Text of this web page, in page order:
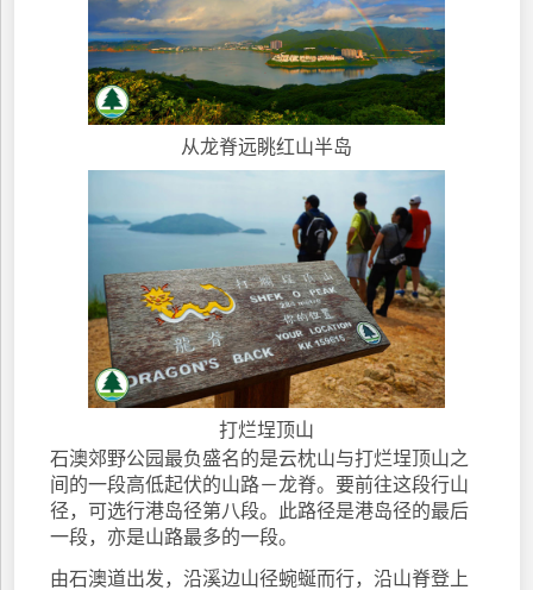
从龙脊远眺红山半岛
打烂埕顶山
石澳郊野公园最负盛名的是云枕山与打烂埕顶山之
间的一段高低起伏的山路－龙脊。要前往这段行山
径，可选行港岛径第八段。此路径是港岛径的最后
一段，亦是山路最多的一段。
由石澳道出发，沿溪边山径蜿蜒而行，沿山脊登上